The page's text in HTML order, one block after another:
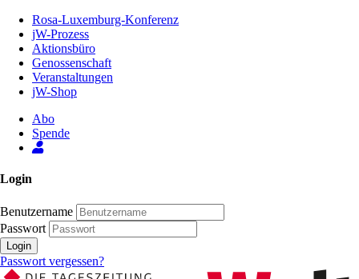
Inhalt
Seite
Rosa-Luxemburg-Konferenz
jW-Prozess
Aktionsbüro
Genossenschaft
Veranstaltungen
jW-Shop
Abo
Spende
Login
Benutzername
Passwort
Login
Passwort vergessen?